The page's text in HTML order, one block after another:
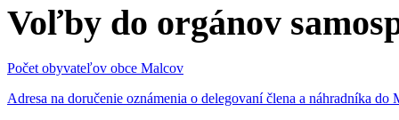
Voľby do orgánov
Počet obyvateľov obce Malcov
Adresa na doručenie oznámenia o delegovaní člena a náhradníka